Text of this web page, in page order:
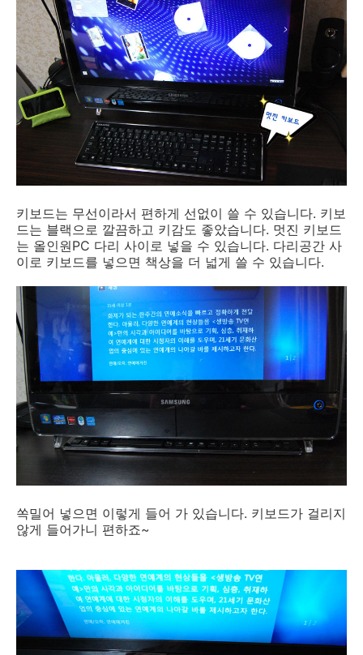
키보드는 무선이라서 편하게 선없이 쓸 수 있습니다. 키보
드는 블랙으로 깔끔하고 키감도 좋았습니다. 멋진 키보드
는 올인원PC 다리 사이로 넣을 수 있습니다. 다리공간 사
이로 키보드를 넣으면 책상을 더 넓게 쓸 수 있습니다.
쏙밀어 넣으면 이렇게 들어 가 있습니다. 키보드가 걸리지
않게 들어가니 편하죠~